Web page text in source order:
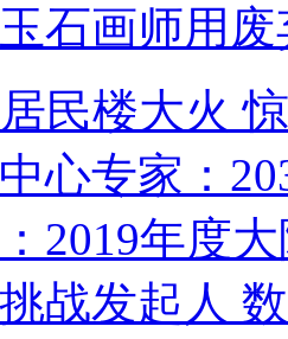
石画师用
居民楼大火
心专家：
2019年度
战发起人